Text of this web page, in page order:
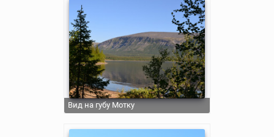
Вид на губу Мотку